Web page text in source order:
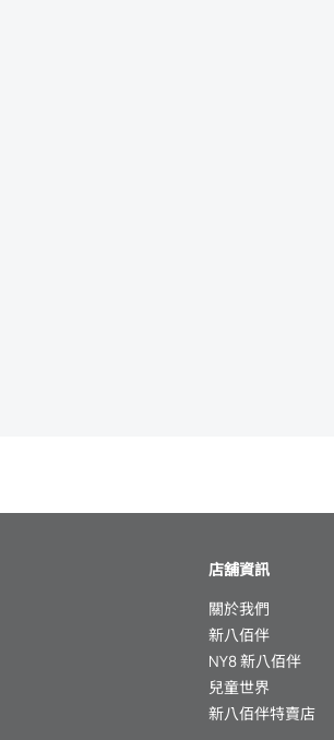
店舖資訊
關於我們
新八佰伴
NY8 新八佰伴
兒童世界
新八佰伴特賣店